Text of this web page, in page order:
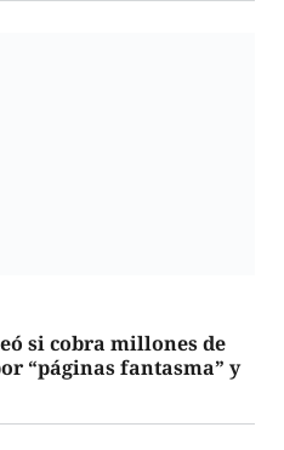
si cobra millones de
“páginas fantasma” y